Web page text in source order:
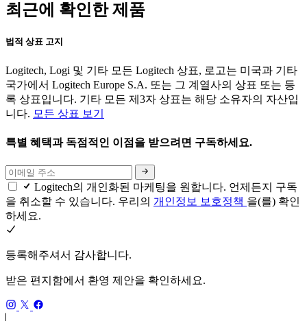
최근에 확인한 제품
법적 상표 고지
Logitech, Logi 및 기타 모든 Logitech 상표, 로고는 미국과 기타
국가에서 Logitech Europe S.A. 또는 그 계열사의 상표 또는 등
록 상표입니다. 기타 모든 제3자 상표는 해당 소유자의 자산입
니다. 모든 상표 보기
특별 혜택과 독점적인 이점을 받으려면 구독하세요.
Logitech의 개인화된 마케팅을 원합니다. 언제든지 구독
을 취소할 수 있습니다. 우리의 개인정보 보호정책 을(를) 확인
하세요.
등록해주셔서 감사합니다.
받은 편지함에서 환영 제안을 확인하세요.